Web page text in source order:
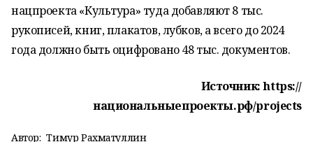
нацпроекта «Культура» туда добавляют 8 тыс.
рукописей, книг, плакатов, лубков, а всего до 2024
года должно быть оцифровано 48 тыс. документов.
Источник: https://
национальныепроекты.рф/projects
Автор: Тимур Рахматуллин